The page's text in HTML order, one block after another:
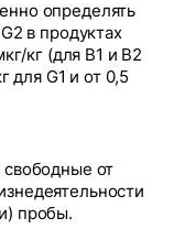
определять
в продуктах
кг (для В1 и В2
для G1 и от 0,5
свободные от
пробы.